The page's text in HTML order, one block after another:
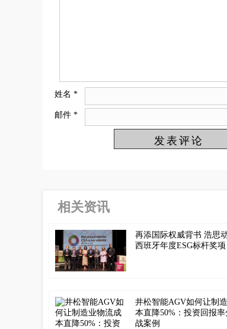
姓名 *
邮件 *
相关资讯
再添国际权威背书 浩思
西班牙年度ESG标杆奖项
井松智能AGV如何让制
本直降50%：投资回报
战案例